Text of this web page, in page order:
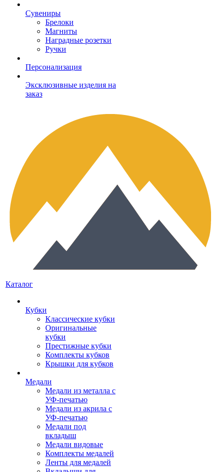
Сувениры
Брелоки
Магниты
Наградные розетки
Ручки
Персонализация
Эксклюзивные изделия на
заказ
Каталог
Кубки
Классические кубки
Оригинальные
кубки
Престижные кубки
Комплекты кубков
Крышки для кубков
Медали
Медали из металла с
УФ-печатью
Медали из акрила с
УФ-печатью
Медали под
вкладыш
Медали видовые
Комплекты медалей
Ленты для медалей